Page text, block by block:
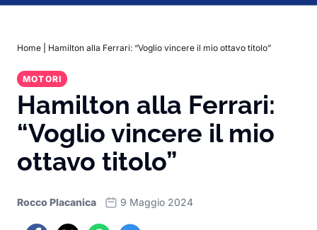
Home Hamilton alla Ferrari: “Voglio vincere il mio ottavo titolo”
MOTORI
Hamilton alla Ferrari:
“Voglio vincere il mio
ottavo titolo”
Rocco Placanica 9 Maggio 2024